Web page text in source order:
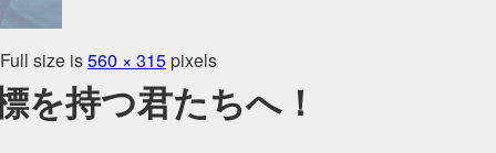
size is560 × 315 pixels
を持つ君たちへ！